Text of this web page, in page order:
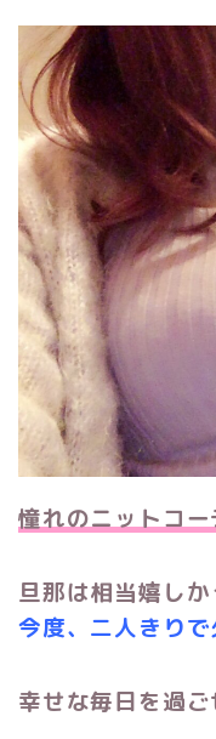
憧れのニットコ
旦那は相当嬉しか
今度、二人きり
幸せな毎日を過